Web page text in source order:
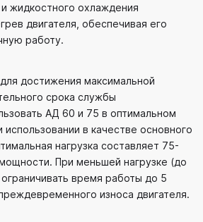
жидкостного охлаждения
двигателя, обеспечивая его
работу.
достижения максимальной
срока службы
АД 60 и 75 в оптимальном
в качестве основного
нагрузка составляет 75-
При меньшей нагрузке (до
время работы до 5
износа двигателя.